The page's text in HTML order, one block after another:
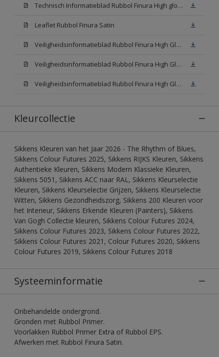
Technisch Informatieblad Rubbol Finura High gloss (PDF)
Leaflet Rubbol Finura Satin
Veiligheidsinformatieblad Rubbol Finura High Gloss W05 (MSDS)
Veiligheidsinformatieblad Rubbol Finura High Gloss White (MSDS)
Veiligheidsinformatieblad Rubbol Finura High Gloss N00 (MSDS)
Kleurcollectie
Sikkens Kleuren van het Jaar 2026 - The Rhythm of Blues,
Sikkens Colour Futures 2025, Sikkens RIJKS Kleuren, Sikkens
Authentieke Kleuren, Sikkens Modern Klassieke Kleuren,
Sikkens 5051, Sikkens ACC naar RAL, Sikkens Kleurselectie
Kleuren, Sikkens Kleurselectie Grijzen, Sikkens Kleurselectie
Witten, Sikkens Gezondheidszorg, Sikkens 200 Kleuren voor
het Interieur, Sikkens Erkende Kleuren (Painters), Sikkens
Van Gogh Collectie kleuren, Sikkens Colour Futures 2024,
Sikkens Colour Futures 2023, Sikkens Colour Futures 2022,
Sikkens Colour Futures 2021, Colour Futures 2020, Sikkens
Colour Futures 2019, Sikkens Colour Futures 2018
Systeeminformatie
Onbehandelde ondergrond.
Gronden met Rubbol Primer.
Voorlakken Rubbol Primer Extra of Rubbol EPS.
Afwerken met Rubbol Finura Satin.